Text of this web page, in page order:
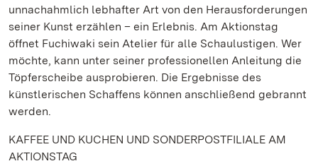
unnachahmlich lebhafter Art von den Herausforderungen
seiner Kunst erzählen – ein Erlebnis. Am Aktionstag
öffnet Fuchiwaki sein Atelier für alle Schaulustigen. Wer
möchte, kann unter seiner professionellen Anleitung die
Töpferscheibe ausprobieren. Die Ergebnisse des
künstlerischen Schaffens können anschließend gebrannt
werden.
KAFFEE UND KUCHEN UND SONDERPOSTFILIALE AM
AKTIONSTAG